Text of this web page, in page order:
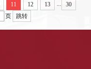
11 12 13 ...
30
页 跳转